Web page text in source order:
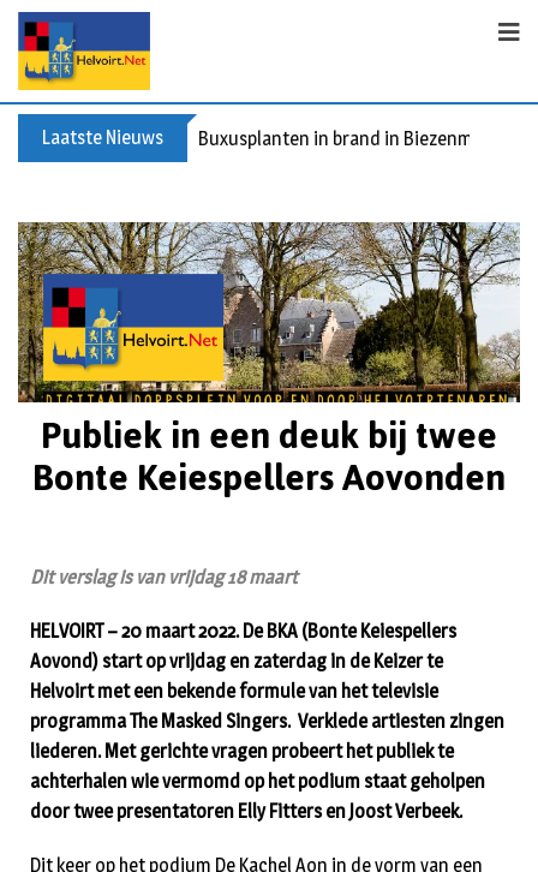
Laatste Nieuws Buxusplanten in brand in Biezenmortel,
Publiek in een deuk bij twee
Bonte Keiespellers Aovonden
Dit verslag is van vrijdag 18 maart
HELVOIRT – 20 maart 2022. De BKA (Bonte Keiespellers
Aovond) start op vrijdag en zaterdag in de Keizer te
Helvoirt met een bekende formule van het televisie
programma The Masked Singers. Verklede artiesten zingen
liederen. Met gerichte vragen probeert het publiek te
achterhalen wie vermomd op het podium staat geholpen
door twee presentatoren Elly Fitters en Joost Verbeek.
Dit keer op het podium De Kachel Aon in de vorm van een